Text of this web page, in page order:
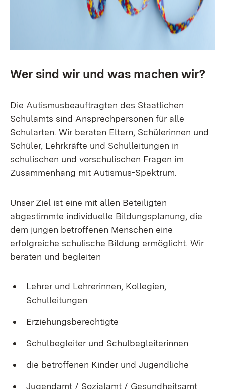
Wer sind wir und was machen wir?
Die Autismusbeauftragten des Staatlichen
Schulamts sind Ansprechpersonen für alle
Schularten. Wir beraten Eltern, Schülerinnen und
Schüler, Lehrkräfte und Schulleitungen in
schulischen und vorschulischen Fragen im
Zusammenhang mit Autismus-Spektrum.
Unser Ziel ist eine mit allen Beteiligten
abgestimmte individuelle Bildungsplanung, die
dem jungen betroffenen Menschen eine
erfolgreiche schulische Bildung ermöglicht. Wir
beraten und begleiten
Lehrer und Lehrerinnen, Kollegien,
Schulleitungen
Erziehungsberechtigte
Schulbegleiter und Schulbegleiterinnen
die betroffenen Kinder und Jugendliche
Jugendamt / Sozialamt / Gesundheitsamt